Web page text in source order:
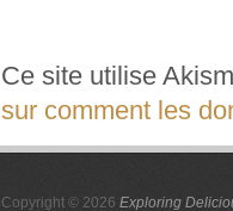
Ce site utilise
sur comment les
Copyright © 2026 Exploring